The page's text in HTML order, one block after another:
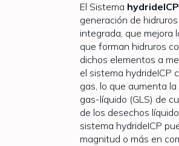
El Sistema hydrideICP
generación de
integrada, que mejora
que forman hidruros
dichos elementos a
el sistema hydrideICP
gas, lo que aumenta
gas-líquido (GLS) de
de los desechos
sistema hydrideICP
magnitud o más en